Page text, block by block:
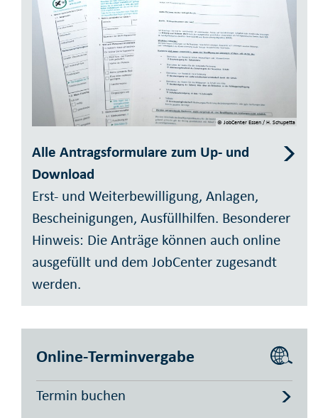
© JobCenter Essen / H. Schupetta
Alle Antragsformulare zum Up- und
Download
Erst- und Weiterbewilligung, Anlagen,
Bescheinigungen, Ausfüllhilfen. Besonderer
Hinweis: Die Anträge können auch online
ausgefüllt und dem JobCenter zugesandt
werden.
Online-Terminvergabe
Termin buchen